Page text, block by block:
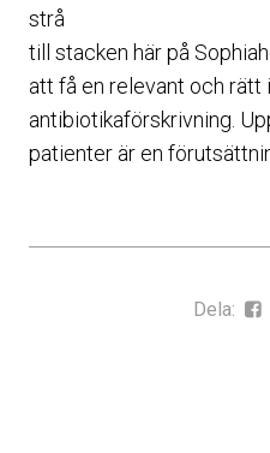
strå
till stacken här på
att få en relevant och rätt
antibiotikaförskrivning.
patienter är en
Dela: